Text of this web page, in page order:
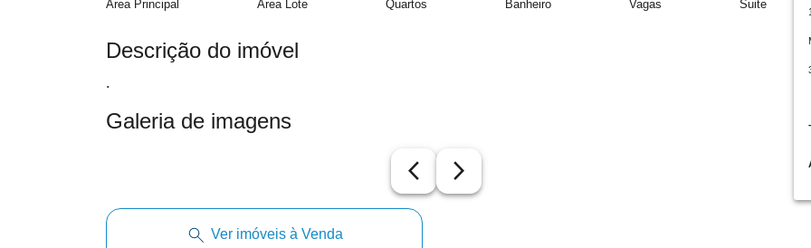
Área Principal
Área Lote
Quartos
Banheiro
Vagas
Suite
Descrição do imóvel
.
Galeria de imagens
arrow_back_ios_new arrow_forward_ios
Ver imóveis à Venda